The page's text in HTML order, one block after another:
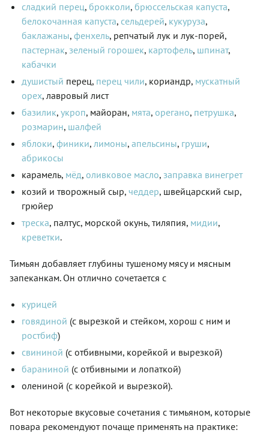
сладкий перец, брокколи, брюссельская капуста,
белокочанная капуста, сельдерей, кукуруза,
баклажаны, фенхель, репчатый лук и лук-порей,
пастернак, зеленый горошек, картофель, шпинат,
кабачки
душистый перец, перец чили, кориандр, мускатный
орех, лавровый лист
базилик, укроп, майоран, мята, орегано, петрушка,
розмарин, шалфей
яблоки, финики, лимоны, апельсины, груши,
абрикосы
карамель, мёд, оливковое масло, заправка винегрет
козий и творожный сыр, чеддер, швейцарский сыр,
грюйер
треска, палтус, морской окунь, тиляпия, мидии,
креветки.
Тимьян добавляет глубины тушеному мясу и мясным
запеканкам. Он отлично сочетается с
курицей
говядиной (с вырезкой и стейком, хорош с ним и
ростбиф)
свининой (с отбивными, корейкой и вырезкой)
бараниной (с отбивными и лопаткой)
олениной (с корейкой и вырезкой).
Вот некоторые вкусовые сочетания с тимьяном, которые
повара рекомендуют почаще применять на практике: